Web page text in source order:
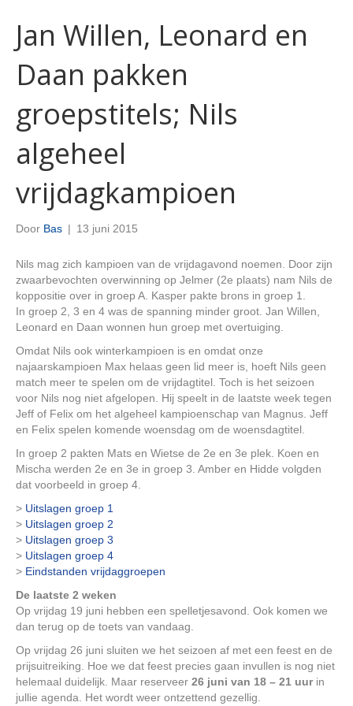
Jan Willen, Leonard en
Daan pakken
groepstitels; Nils
algeheel
vrijdagkampioen
Door Bas | 13 juni 2015
Nils mag zich kampioen van de vrijdagavond noemen. Door zijn
zwaarbevochten overwinning op Jelmer (2e plaats) nam Nils de
koppositie over in groep A. Kasper pakte brons in groep 1.
In groep 2, 3 en 4 was de spanning minder groot. Jan Willen,
Leonard en Daan wonnen hun groep met overtuiging.
Omdat Nils ook winterkampioen is en omdat onze
najaarskampioen Max helaas geen lid meer is, hoeft Nils geen
match meer te spelen om de vrijdagtitel. Toch is het seizoen
voor Nils nog niet afgelopen. Hij speelt in de laatste week tegen
Jeff of Felix om het algeheel kampioenschap van Magnus. Jeff
en Felix spelen komende woensdag om de woensdagtitel.
In groep 2 pakten Mats en Wietse de 2e en 3e plek. Koen en
Mischa werden 2e en 3e in groep 3. Amber en Hidde volgden
dat voorbeeld in groep 4.
> Uitslagen groep 1
> Uitslagen groep 2
> Uitslagen groep 3
> Uitslagen groep 4
> Eindstanden vrijdaggroepen
De laatste 2 weken
Op vrijdag 19 juni hebben een spelletjesavond. Ook komen we
dan terug op de toets van vandaag.
Op vrijdag 26 juni sluiten we het seizoen af met een feest en de
prijsuitreiking. Hoe we dat feest precies gaan invullen is nog niet
helemaal duidelijk. Maar reserveer 26 juni van 18 – 21 uurin
jullie agenda. Het wordt weer ontzettend gezellig.